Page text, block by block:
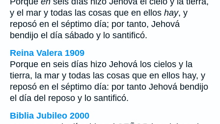
y el mar y todas las cosas que en ellos hay, y
reposó en el séptimo día; por tanto, Jehová
bendijo el día sábado y lo santificó.
Reina Valera 1909
Porque en seis días hizo Jehová los cielos y la
tierra, la mar y todas las cosas que en ellos hay, y
reposó en el séptimo día: por tanto Jehová bendijo
el día del reposo y lo santificó.
Biblia Jubileo 2000